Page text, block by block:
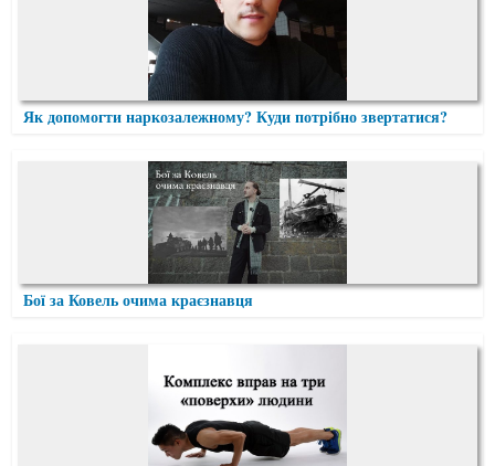
Як допомогти наркозалежному? Куди потрібно звертатися?
Бої за Ковель очима краєзнавця